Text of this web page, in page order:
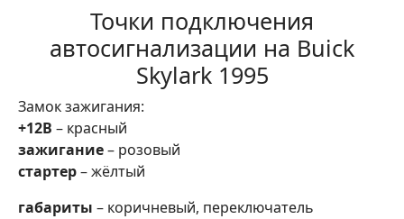
Точки подключения
автосигнализации на Buick
Skylark 1995
Замок зажигания:
+12В – красный
зажигание– розовый
стартер– жёлтый
габариты – коричневый, переключатель